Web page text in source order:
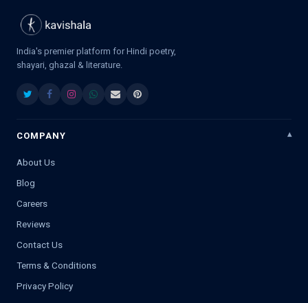
India's premier platform for Hindi poetry,
shayari, ghazal & literature.
COMPANY
About Us
Blog
Careers
Reviews
Contact Us
Terms & Conditions
Privacy Policy